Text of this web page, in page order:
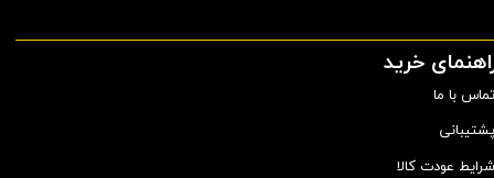
خرید
تماس با ما
پشتیبانی
شرایط عودت کالا